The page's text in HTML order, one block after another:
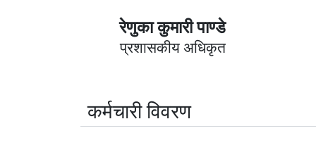
रेणुका कुमारी पाण्डे
प्रशासकीय अधिकृत
कर्मचारी विवरण